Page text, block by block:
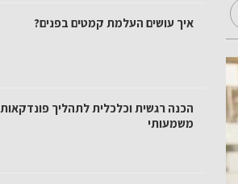
איך עושים העלמת קמטים בפנים?
הכנה רגשית וכלכלית לתהליך פונדקאות
משמעותי